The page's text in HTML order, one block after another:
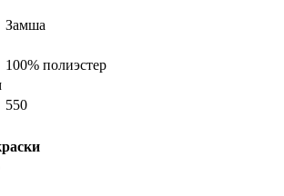
Замша
100% полиэстер
550